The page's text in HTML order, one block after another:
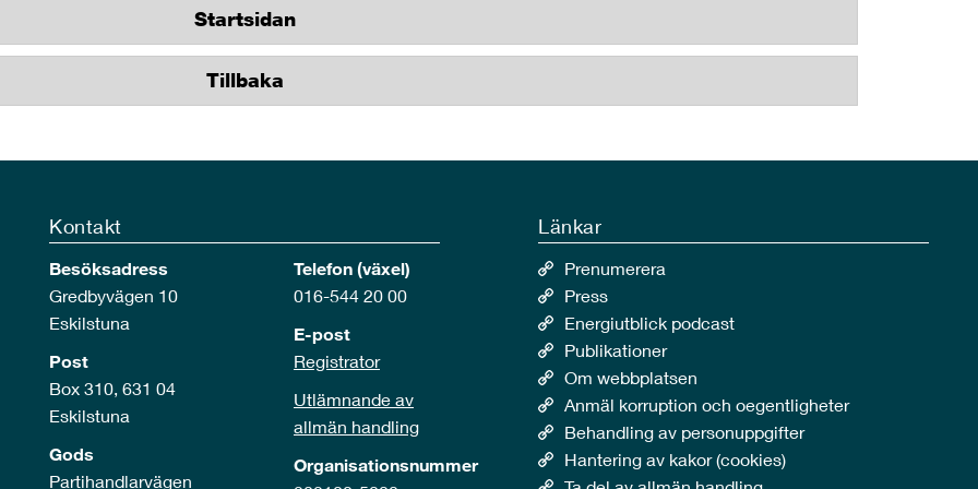
Startsidan
Tillbaka
Kontakt
Besöksadress
Gredbyvägen 10
Eskilstuna
Post
Box 310, 631 04
Eskilstuna
Gods
Partihandlarvägen
Telefon (växel)
016-544 20 00
E-post
Registrator
Utlämnande av
allmän handling
Organisationsnummer
Länkar
Prenumerera
Press
Energiutblick podcast
Publikationer
Om webbplatsen
Anmäl korruption och oegentligheter
Behandling av personuppgifter
Hantering av kakor (cookies)